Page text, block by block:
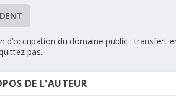
d’occupation du domaine public : transfert
pas.
DE L'AUTEUR